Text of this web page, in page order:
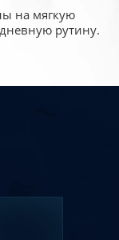
на мягкую
рутину.